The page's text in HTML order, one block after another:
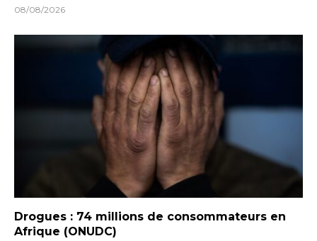
08/08/2026
Drogues : 74 millions de consommateurs en
Afrique (ONUDC)